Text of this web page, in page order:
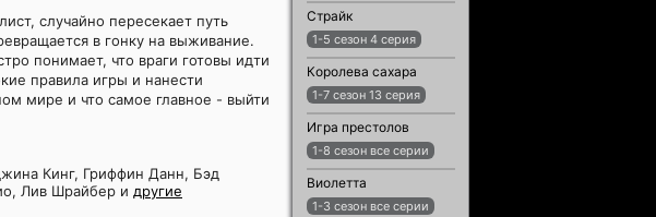
случайно пересекает путь
в гонку на выживание.
понимает, что враги готовы идти
правила игры и нанести
мире и что самое главное - выйти
Кинг, Гриффин Данн, Бэд
Лив Шрайбер и другие
Страйк
1-5 сезон 4 серия
Королева сахара
1-7 сезон 13 серия
Игра престолов
1-8 сезон все серии
Виолетта
1-3 сезон все серии